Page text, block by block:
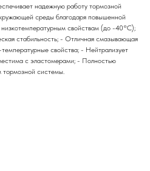
надежную работу тормозной
среды благодаря повышенной
свойствам (до -40°С);
стабильность; - Отличная смазывающая
свойства; - Нейтрализует
с эластомерами; - Полностью
тормозной системы.